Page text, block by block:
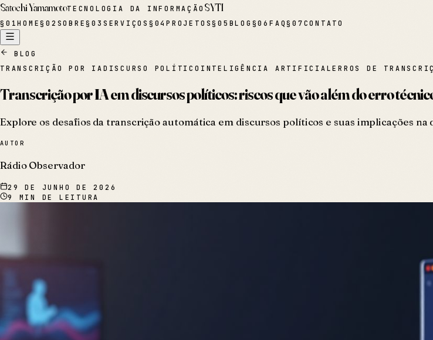
Satochi YamamotoTECNOLOGIA DA INFORMAÇÃO SYTI
§ 01HOME§02 SOBRE§03 SERVIÇOS § 04PROJETOS§05 BLOG §06 FAQ§07 CONTATO
BLOG
TRANSCRIÇÃO POR IA DISCURSO POLÍTICO INTELIGÊNCIA ARTIFICIALERROS DE
Transcrição por IA em discursos políticos: riscos que vão além do erro
Explore os desafios da transcrição automática em discursos políticos e suas implicações
AUTOR
Rádio Observador
29 DE JUNHO DE 2026
9
MIN DE LEITURA